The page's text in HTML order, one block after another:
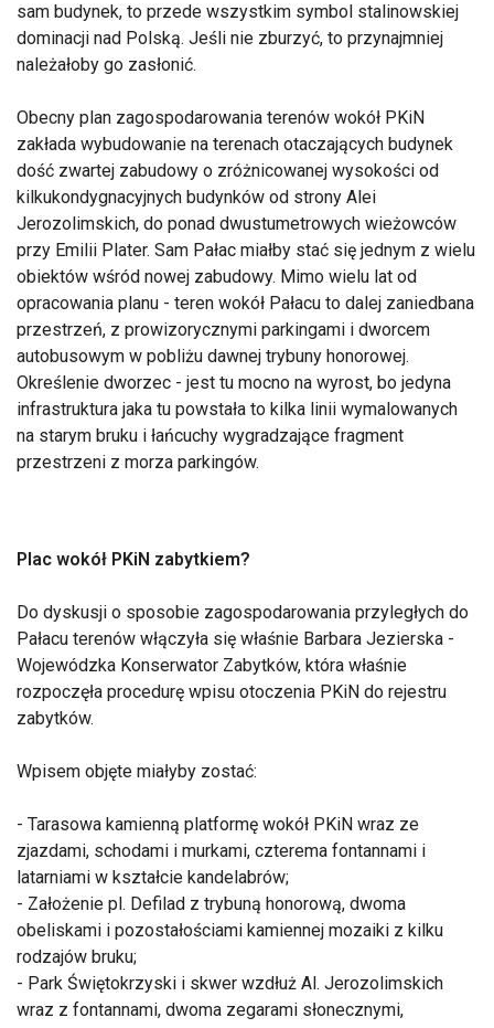
sam budynek, to przede wszystkim symbol stalinowskiej
dominacji nad Polską. Jeśli nie zburzyć, to przynajmniej
należałoby go zasłonić.
Obecny plan zagospodarowania terenów wokół PKiN
zakłada wybudowanie na terenach otaczających budynek
dość zwartej zabudowy o zróżnicowanej wysokości od
kilkukondygnacyjnych budynków od strony Alei
Jerozolimskich, do ponad dwustumetrowych wieżowców
przy Emilii Plater. Sam Pałac miałby stać się jednym z wielu
obiektów wśród nowej zabudowy. Mimo wielu lat od
opracowania planu - teren wokół Pałacu to dalej zaniedbana
przestrzeń, z prowizorycznymi parkingami i dworcem
autobusowym w pobliżu dawnej trybuny honorowej.
Określenie dworzec - jest tu mocno na wyrost, bo jedyna
infrastruktura jaka tu powstała to kilka linii wymalowanych
na starym bruku i łańcuchy wygradzające fragment
przestrzeni z morza parkingów.
Plac wokół PKiN zabytkiem?
Do dyskusji o sposobie zagospodarowania przyległych do
Pałacu terenów włączyła się właśnie Barbara Jezierska -
Wojewódzka Konserwator Zabytków, która właśnie
rozpoczęła procedurę wpisu otoczenia PKiN do rejestru
zabytków.
Wpisem objęte miałyby zostać:
- Tarasowa kamienną platformę wokół PKiN wraz ze
zjazdami, schodami i murkami, czterema fontannami i
latarniami w kształcie kandelabrów;
- Założenie pl. Defilad z trybuną honorową, dwoma
obeliskami i pozostałościami kamiennej mozaiki z kilku
rodzajów bruku;
- Park Świętokrzyski i skwer wzdłuż Al. Jerozolimskich
wraz z fontannami, dwoma zegarami słonecznymi,